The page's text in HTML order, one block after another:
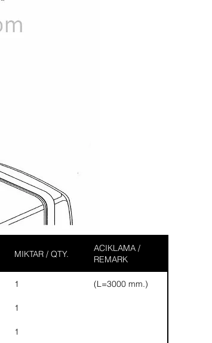
MIKTAR / QTY.
ACIKLAMA /
REMARK
1 (L=3000 mm.)
1
1